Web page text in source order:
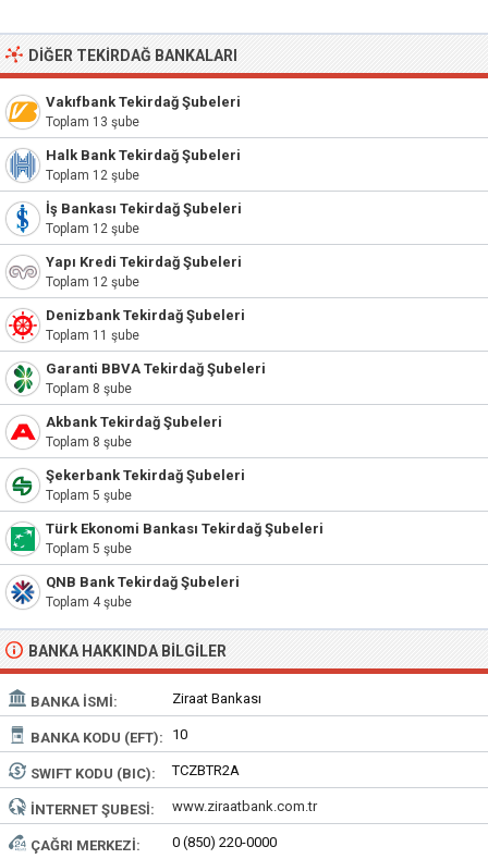
DIĞER TEKIRDAĞ BANKALARI
Vakıfbank Tekirdağ Şubeleri
Toplam 13 şube
Halk Bank Tekirdağ Şubeleri
Toplam 12 şube
İş Bankası Tekirdağ Şubeleri
Toplam 12 şube
Yapı Kredi Tekirdağ Şubeleri
Toplam 12 şube
Denizbank Tekirdağ Şubeleri
Toplam 11 şube
Garanti BBVA Tekirdağ Şubeleri
Toplam 8 şube
Akbank Tekirdağ Şubeleri
Toplam 8 şube
Şekerbank Tekirdağ Şubeleri
Toplam 5 şube
Türk Ekonomi Bankası Tekirdağ Şubeleri
Toplam 5 şube
QNB Bank Tekirdağ Şubeleri
Toplam 4 şube
BANKA HAKKINDA BILGILER
BANKA İSMI: Ziraat Bankası
BANKA KODU (EFT): 10
SWIFT KODU (BIC): TCZBTR2A
İNTERNET ŞUBESI: www.ziraatbank.com.tr
ÇAĞRI MERKEZI: 0 (850) 220-0000